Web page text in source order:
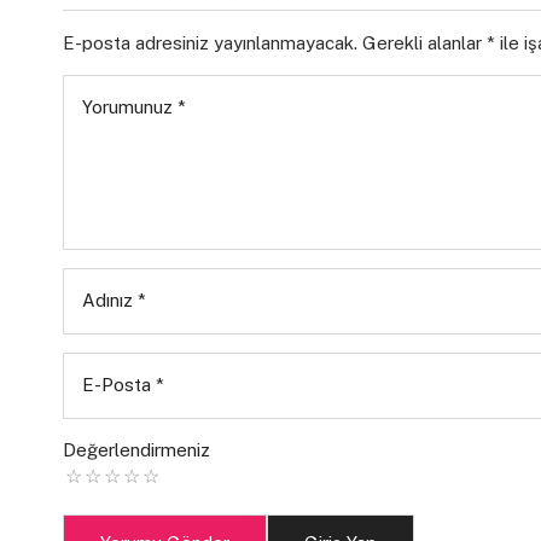
E-posta adresiniz yayınlanmayacak. Gerekli alanlar * ile
Yorumunuz *
Adınız *
E-Posta *
Değerlendirmeniz